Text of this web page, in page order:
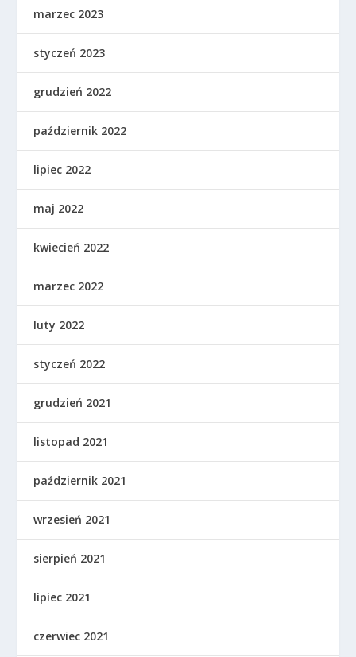
marzec 2023
styczeń 2023
grudzień 2022
październik 2022
lipiec 2022
maj 2022
kwiecień 2022
marzec 2022
luty 2022
styczeń 2022
grudzień 2021
listopad 2021
październik 2021
wrzesień 2021
sierpień 2021
lipiec 2021
czerwiec 2021